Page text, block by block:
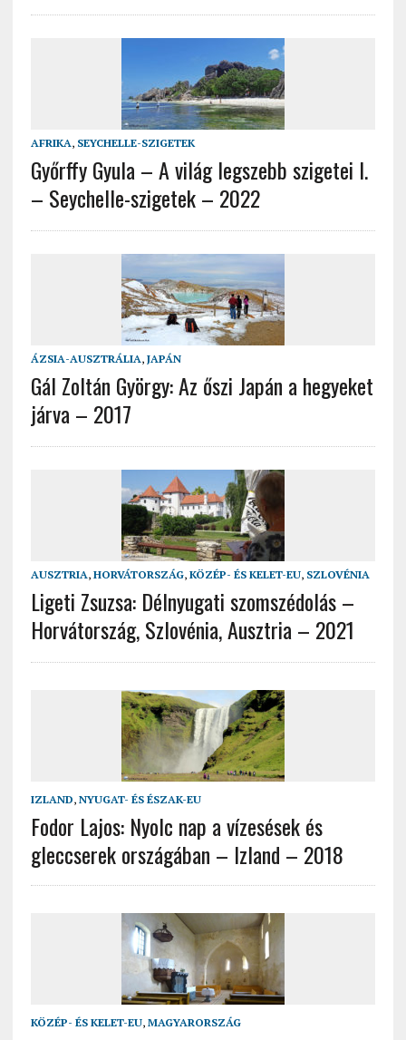
AFRIKA, SEYCHELLE-SZIGETEK
Győrffy Gyula – A világ legszebb szigetei I.
– Seychelle-szigetek – 2022
ÁZSIA-AUSZTRÁLIA, JAPÁN
Gál Zoltán György: Az őszi Japán a hegyeket
járva – 2017
AUSZTRIA, HORVÁTORSZÁG, KÖZÉP- ÉS KELET-EU, SZLOVÉNIA
Ligeti Zsuzsa: Délnyugati szomszédolás –
Horvátország, Szlovénia, Ausztria – 2021
IZLAND, NYUGAT- ÉS ÉSZAK-EU
Fodor Lajos: Nyolc nap a vízesések és
gleccserek országában – Izland – 2018
KÖZÉP- ÉS KELET-EU, MAGYARORSZÁG